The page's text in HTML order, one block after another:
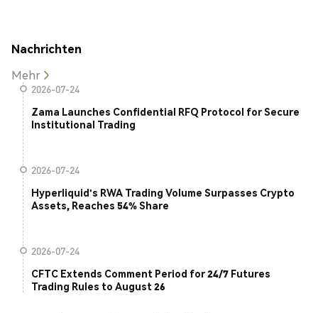
Nachrichten
Mehr
2026-07-24
Zama Launches Confidential RFQ Protocol for Secure
Institutional Trading
2026-07-24
Hyperliquid's RWA Trading Volume Surpasses Crypto
Assets, Reaches 54% Share
2026-07-24
CFTC Extends Comment Period for 24/7 Futures
Trading Rules to August 26